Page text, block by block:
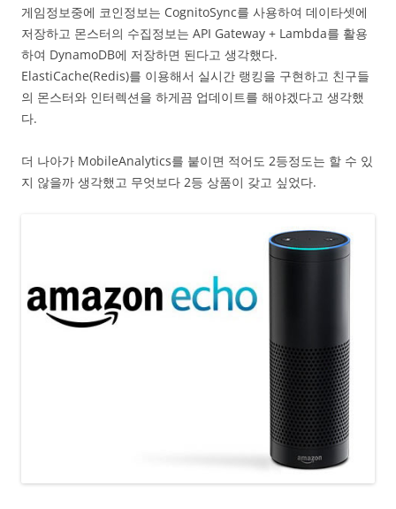
게임정보중에 코인정보는 CognitoSync를 사용하여 데이타셋에
저장하고 몬스터의 수집정보는 API Gateway + Lambda를 활용
하여 DynamoDB에 저장하면 된다고 생각했다.
ElastiCache(Redis)를 이용해서 실시간 랭킹을 구현하고 친구들
의 몬스터와 인터렉션을 하게끔 업데이트를 해야겠다고 생각했
다.
더 나아가 MobileAnalytics를 붙이면 적어도 2등정도는 할 수 있
지 않을까 생각했고 무엇보다 2등 상품이 갖고 싶었다.